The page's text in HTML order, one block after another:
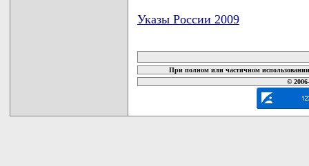
Указы России 2009
При полном или частичном
©